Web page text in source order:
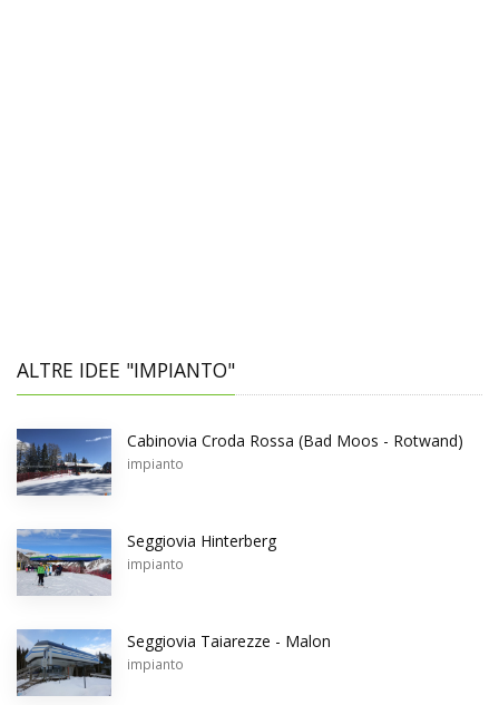
ALTRE IDEE "IMPIANTO"
Cabinovia Croda Rossa (Bad Moos - Rotwand)
impianto
Seggiovia Hinterberg
impianto
Seggiovia Taiarezze - Malon
impianto